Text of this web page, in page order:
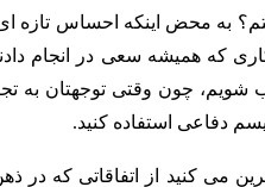
به محض اینکه احساس تازه
که همیشه سعی در انجام
چون وقتی توجهتان به
دفاعی استفاده کنید.
می کنید از اتفاقاتی که در